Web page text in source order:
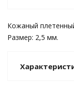
Кожаный
Размер: 2,5 мм.